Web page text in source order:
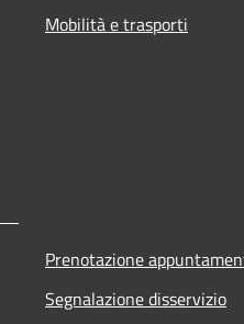
Mobilità e trasporti
Prenotazione
Segnalazione disservizio